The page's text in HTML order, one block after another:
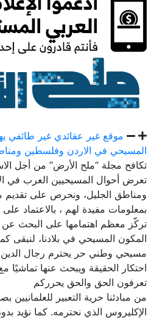
موقع غير عقائدي غير طائفي
المسيحي في الاردن وفلسطين
تكافح مجلة “ملح الأرض” من أجل
تعرض أحوال المسيحيين العرب في
ومناطق الجليل، ونحرص على تقديم
بمعلومات مفيدة لهم ، بالاعتماد
تركّز معظم اهتمامها على البحث عن
المكون المسيحي في بلادنا، لنبقى
مسيحي وطني حر يحترم رجال
احتكار الحقيقة ويبحث عنها تماشيًا
تعرفون الحق والحق يحرركم
من مبادئنا حرية التعبير للعلمانيين
الإكليروس الذي نحترمه. كما نؤيد